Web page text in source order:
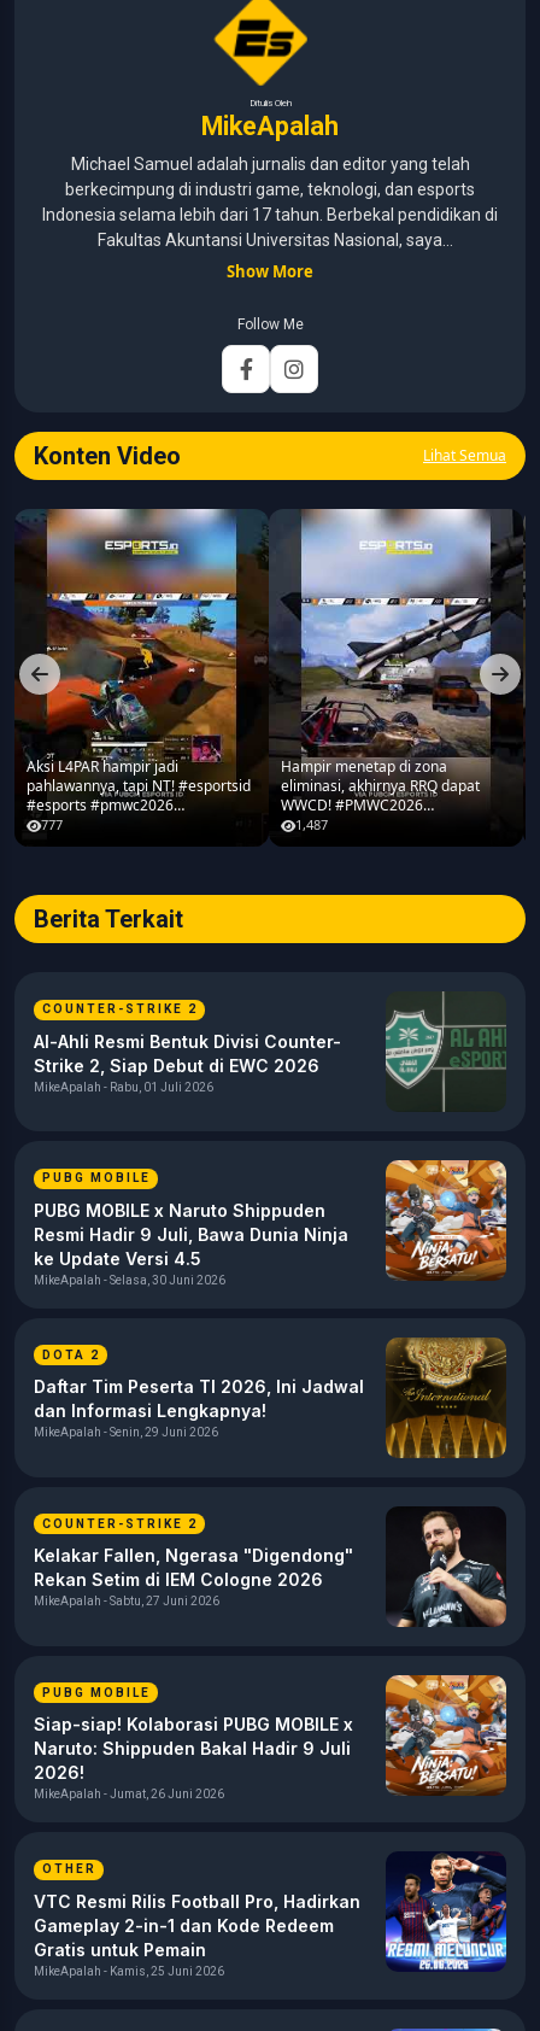
Ditulis Oleh
MikeApalah
Michael Samuel adalah jurnalis dan editor yang telah
berkecimpung di industri game, teknologi, dan esports
Indonesia selama lebih dari 17 tahun. Berbekal pendidikan di
Fakultas Akuntansi Universitas Nasional, saya
menggabungkan kemampuan analisis dengan pengalaman
pernah menangani berbagai peran, mulai dari reporter, editor,
marketing, business development, hingga Editor in Chief.
Fokus utamanya adalah menghadirkan tulisan yang
informatif, mendalam, dan mudah dipahami, khususnya
Show More
Follow Me
Konten Video Lihat Semua
Aksi L4PAR hampir jadi
pahlawannya, tapi NT! #esportsid
#esports #pmwc2026
#pubgmobile #teamrrq
777
Hampir menetap di zona
eliminasi, akhirnya RRQ dapat
WWCD! #PMWC2026
#pubgmobile #teamrrq
1,487
Berita Terkait
COUNTER-STRIKE 2
Al-Ahli Resmi Bentuk Divisi Counter-
Strike 2, Siap Debut di EWC 2026
MikeApalah - Rabu, 01 Juli 2026
PUBG MOBILE
PUBG MOBILE x Naruto Shippuden
Resmi Hadir 9 Juli, Bawa Dunia Ninja
ke Update Versi 4.5
MikeApalah - Selasa, 30 Juni 2026
DOTA 2
Daftar Tim Peserta TI 2026, Ini Jadwal
dan Informasi Lengkapnya!
MikeApalah - Senin, 29 Juni 2026
COUNTER-STRIKE 2
Kelakar Fallen, Ngerasa "Digendong"
Rekan Setim di IEM Cologne 2026
MikeApalah - Sabtu, 27 Juni 2026
PUBG MOBILE
Siap-siap! Kolaborasi PUBG MOBILE x
Naruto: Shippuden Bakal Hadir 9 Juli
2026!
MikeApalah - Jumat, 26 Juni 2026
OTHER
VTC Resmi Rilis Football Pro, Hadirkan
Gameplay 2-in-1 dan Kode Redeem
Gratis untuk Pemain
MikeApalah - Kamis, 25 Juni 2026